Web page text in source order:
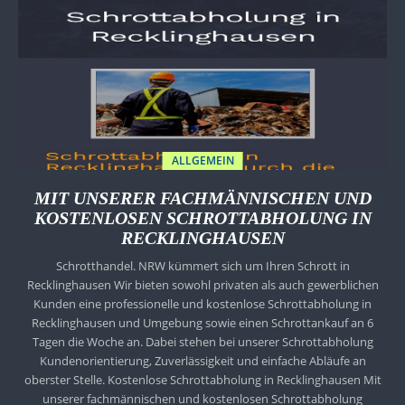
ALLGEMEIN
MIT UNSERER FACHMÄNNISCHEN UND
KOSTENLOSEN SCHROTTABHOLUNG IN
RECKLINGHAUSEN
Schrotthandel. NRW kümmert sich um Ihren Schrott in
Recklinghausen Wir bieten sowohl privaten als auch gewerblichen
Kunden eine professionelle und kostenlose Schrottabholung in
Recklinghausen und Umgebung sowie einen Schrottankauf an 6
Tagen die Woche an. Dabei stehen bei unserer Schrottabholung
Kundenorientierung, Zuverlässigkeit und einfache Abläufe an
oberster Stelle. Kostenlose Schrottabholung in Recklinghausen Mit
unserer fachmännischen und kostenlosen Schrottabholung